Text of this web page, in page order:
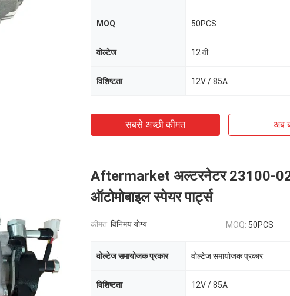
MOQ 50PCS
वोल्टेज 12 वी
विशिष्टता 12V / 85A
सबसे अच्छी कीमत अब
Aftermarket अल्टरनेटर 23100-
ऑटोमोबाइल स्पेयर पार्ट्स
कीमत: विनिमय योग्य MOQ: 50PCS
वोल्टेज समायोजक प्रकार वोल्टेज समायोजक प्रकार
विशिष्टता 12V / 85A